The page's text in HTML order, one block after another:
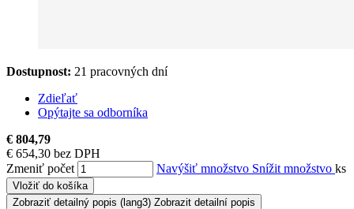
Dostupnost: 21 pracovných dní
Zdieľať
Opýtajte sa odborníka
€ 804,79
€ 654,30 bez DPH
Zmeniť počet
Navýšiť množstvo Snížit množstvo ks
Vložiť do košíka
Zobraziť detailný popis (lang3) Zobrazit detailní popis